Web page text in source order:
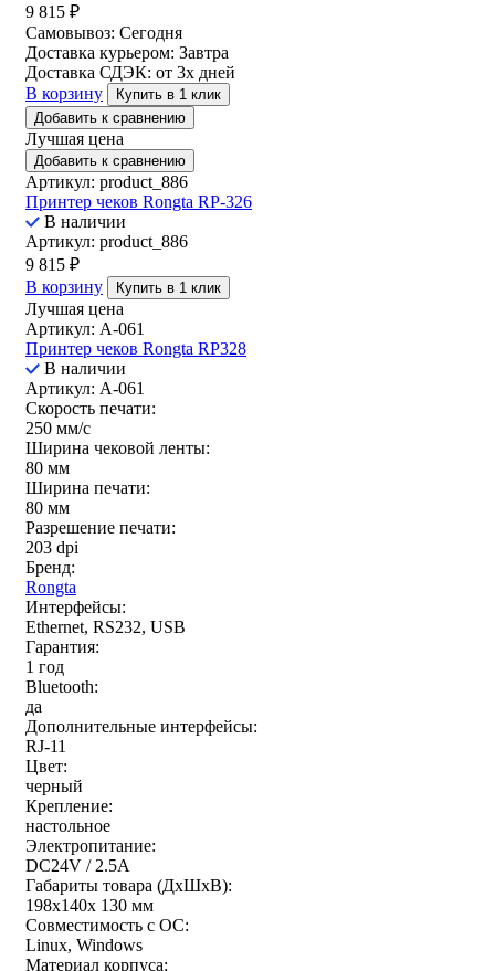
9 815 ₽
Самовывоз: Сегодня
Доставка курьером: Завтра
Доставка СДЭК: от 3х дней
В корзину
Купить в 1 клик
Добавить к сравнению
Лучшая цена
Добавить к сравнению
Артикул: product_886
Принтер чеков Rongta RP-326
В наличии
Артикул: product_886
9 815 ₽
В корзину
Купить в 1 клик
Лучшая цена
Артикул: A-061
Принтер чеков Rongta RP328
В наличии
Артикул: A-061
Скорость печати:
250 мм/c
Ширина чековой ленты:
80 мм
Ширина печати:
80 мм
Разрешение печати:
203 dpi
Бренд:
Rongta
Интерфейсы:
Ethernet, RS232, USB
Гарантия:
1 год
Bluetooth:
да
Дополнительные интерфейсы:
RJ-11
Цвет:
черный
Крепление:
настольное
Электропитание:
DC24V / 2.5A
Габариты товара (ДxШxВ):
198х140х 130 мм
Совместимость с ОС:
Linux, Windows
Материал корпуса: